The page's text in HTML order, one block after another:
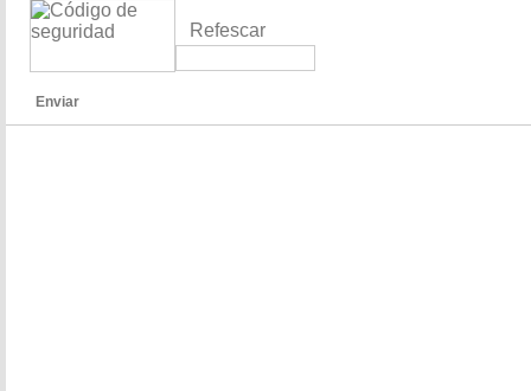
Refescar
Enviar